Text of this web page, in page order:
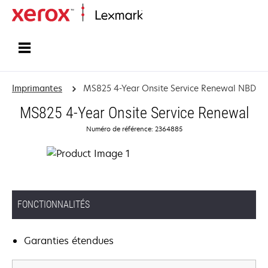
Imprimantes MS825 4-Year Onsite Service Renewal NBD
MS825 4-Year Onsite Service Renewal
Numéro de référence: 2364885
FONCTIONNALITÉS
Garanties étendues